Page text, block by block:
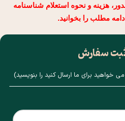
هزینه و نحوه استعلام شناسنامه
مطلب را بخوانید.
سفارش
خواهید برای ما ارسال کنید را بنویسید)